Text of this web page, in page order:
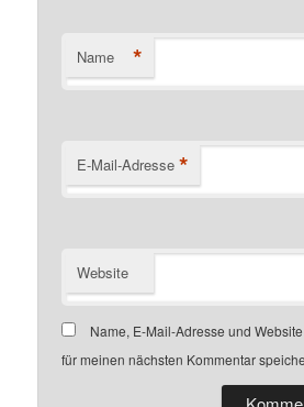
Name *
E-Mail-Adresse *
Website
Name, E-Mail-Adresse und
für meinen nächsten Kommentar